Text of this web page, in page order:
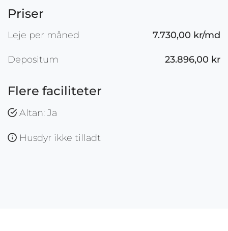
Priser
Leje per måned 7.730,00 kr/md
Depositum 23.896,00 kr
Flere faciliteter
Altan: Ja
Husdyr ikke tilladt